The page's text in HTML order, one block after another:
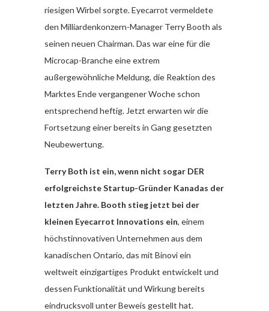
riesigen Wirbel sorgte. Eyecarrot vermeldete
den Milliardenkonzern-Manager Terry Booth als
seinen neuen Chairman. Das war eine für die
Microcap-Branche eine extrem
außergewöhnliche Meldung, die Reaktion des
Marktes Ende vergangener Woche schon
entsprechend heftig. Jetzt erwarten wir die
Fortsetzung einer bereits in Gang gesetzten
Neubewertung.
Terry Both ist ein, wenn nicht sogar DER
erfolgreichste Startup-Gründer Kanadas der
letzten Jahre. Booth stieg jetzt bei der
kleinen Eyecarrot Innovations ein, einem
höchstinnovativen Unternehmen aus dem
kanadischen Ontario, das mit Binovi ein
weltweit einzigartiges Produkt entwickelt und
dessen Funktionalität und Wirkung bereits
eindrucksvoll unter Beweis gestellt hat.